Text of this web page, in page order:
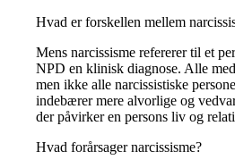
Hvad er forskellen mellem
Mens narcissisme refererer til et
NPD en klinisk diagnose. Alle
men ikke alle narcissistiske
indebærer mere alvorlige og
der påvirker en persons liv og
Hvad forårsager narcissisme?